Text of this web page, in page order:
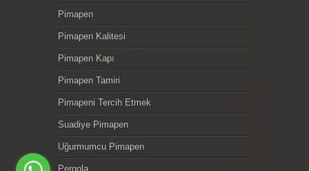
Pimapen
Pimapen Kalitesi
Pimapen Kapı
Pimapen Tamiri
Pimapeni Tercih Etmek
Suadiye Pimapen
Uğurmumcu Pimapen
Pergola